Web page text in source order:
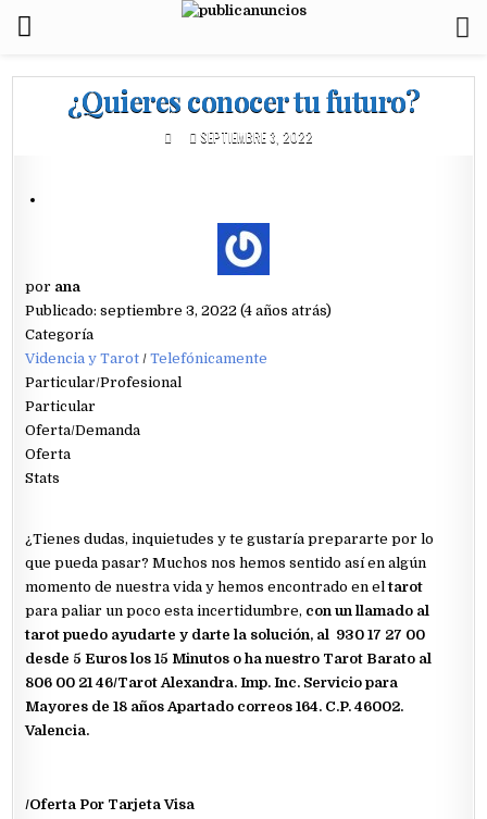
¿Quieres conocer tu futuro?
SEPTIEMBRE 3, 2022
por ana
Publicado: septiembre 3, 2022 (4 años atrás)
Categoría
Videncia y Tarot /Telefónicamente
Particular/Profesional
Particular
Oferta/Demanda
Oferta
Stats
¿Tienes dudas, inquietudes y te gustaría prepararte por lo
que pueda pasar? Muchos nos hemos sentido así en algún
momento de nuestra vida y hemos encontrado en eltarot
para paliar un poco esta incertidumbre, con un llamado al
tarot puedo ayudarte y darte la solución, al 930 17 27 00
desde 5 Euros los 15 Minutos o ha nuestro Tarot Barato al
806 00 21 46/Tarot Alexandra. Imp. Inc. Servicio para
Mayores de 18 años Apartado correos 164. C.P. 46002.
Valencia.
/Oferta Por Tarjeta Visa